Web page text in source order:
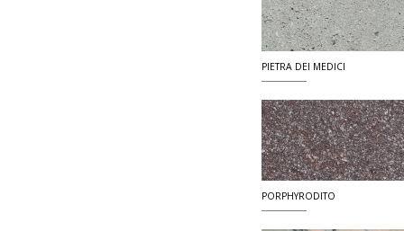
PIETRA DEI MEDICI
PORPHYRODITO